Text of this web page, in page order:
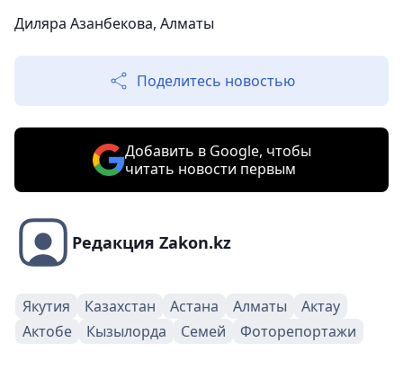
Диляра Азанбекова, Алматы
Поделитесь новостью
Добавить в Google, чтобы
читать новости первым
Редакция Zakon.kz
Якутия Казахстан Астана Алматы
Актау
Актобе
Кызылорда Семей Фоторепортажи